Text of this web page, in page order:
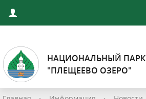
НАЦИОНАЛЬНЫЙ ПАРК
"ПЛЕЩЕЕВО ОЗЕРО"